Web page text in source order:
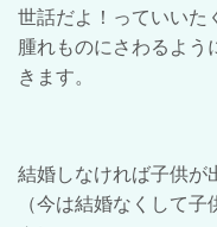
世話だよ！っていいた
腫れものにさわるよう
きます。
結婚しなければ子供が
（今は結婚なくして